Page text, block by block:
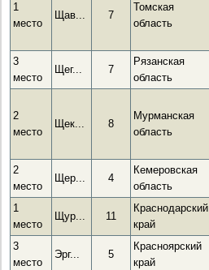
1
место
Щав... 7
Томская
область
3
место
Щег... 7
Рязанская
область
2
место
Щек... 8
Мурманская
область
2
место
Щер... 4
Кемеровская
область
1
место
Щур... 11
Краснодарский
край
3
место
Эрг... 5
Красноярский
край